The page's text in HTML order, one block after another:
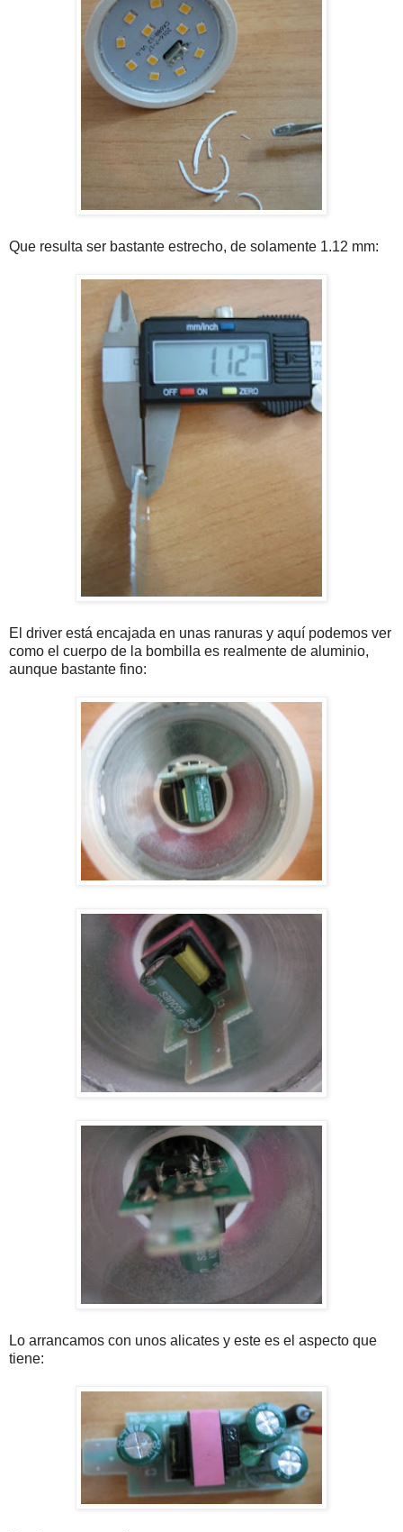
Que resulta ser bastante estrecho, de solamente 1.12 mm:
El driver está encajada en unas ranuras y aquí podemos ver
como el cuerpo de la bombilla es realmente de aluminio,
aunque bastante fino:
Lo arrancamos con unos alicates y este es el aspecto que
tiene: